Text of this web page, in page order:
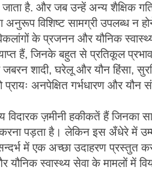
है. और जब उन्हें अन्य शैक्षिक
विशिष्ट सामग्री उपलब्ध न
के प्रजनन और यौनिक
हैं, जिनके बहुत से प्रतिकूल
शादी, घरेलू और यौन हिंसा,
प्रायः अनपेक्षित गर्भधारण और यौन
ज़मीनी हकीकतें हैं जिनका
करना पड़ता है। लेकिन इस अँधेरे में
में एक अच्छा उदाहरण प्रस्तुत
स्वास्थ्य सेवा के मामलों में